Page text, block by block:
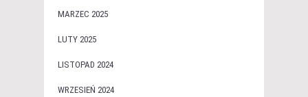
MARZEC 2025
LUTY 2025
LISTOPAD 2024
WRZESIEŃ 2024